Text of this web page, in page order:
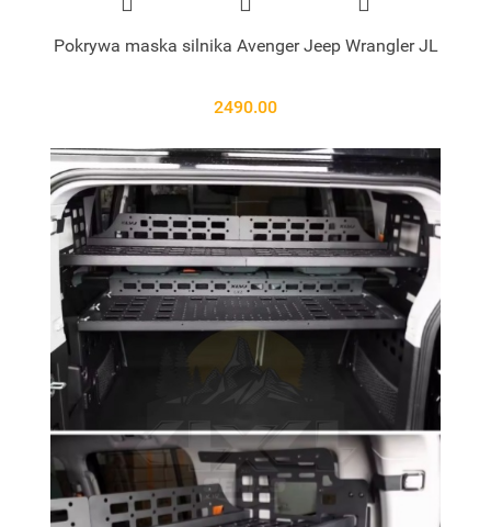
Pokrywa maska silnika Avenger Jeep Wrangler JL
2490.00